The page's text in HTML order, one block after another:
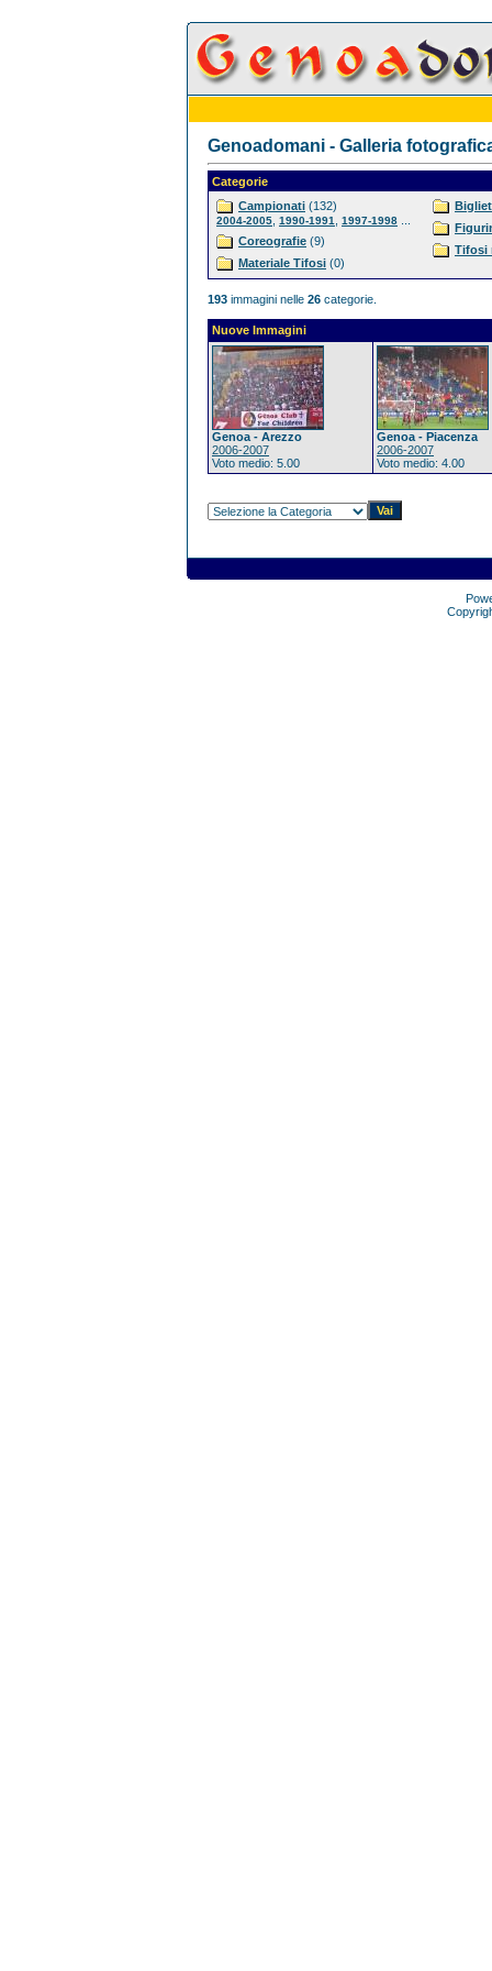
Genoadomani - Galleria
Categorie
Campionati (132)
2004-2005 1990-1991 1997-1998
Coreografie (9)
Materiale Tifosi (0)
Tifosi
193 immagini nelle 26 categorie.
Nuove Immagini
Genoa - Arezzo
2006-2007
Voto medio: 5.00
Genoa - Piacenza
2006-2007
Voto medio: 4.00